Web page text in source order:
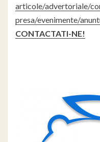
articole/advertoriale/
presa/evenimente/
CONTACTATI-NE!